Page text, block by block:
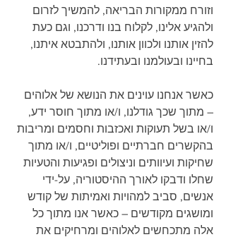
וזורח ממקורות הבריאה, להמשיך לזרום
ולהגיע אלינו, לקלוח בנו ודרכנו, וגם כעת
להזין אותנו ולכוון אותנו, ולהתבטא איתנו,
בחיינו ובעולמנו ובעתידנו.
כאשר אנחנו עוינים את הנושא של אלוהים
– מתוך שכך גודלנו, ו/או מתוך חוסר ידע,
ו/או בשל תעוקות ואכזבות וחסמים ומריבות
בהקשרים חברתיים ופוליטיים, ו/או מתוך
שחיקות ועיוותים וניצולים ופגיעות והטעיות
שחלו ודבקו לאורך ההיסטוריה, על-ידי
אנשים, סביב למהויות ואמיתות של קודש
ומושגים מקודשים – כאשר אנו מתוך כל
אלה מתכחשים לאלוהים ומרחיקים את